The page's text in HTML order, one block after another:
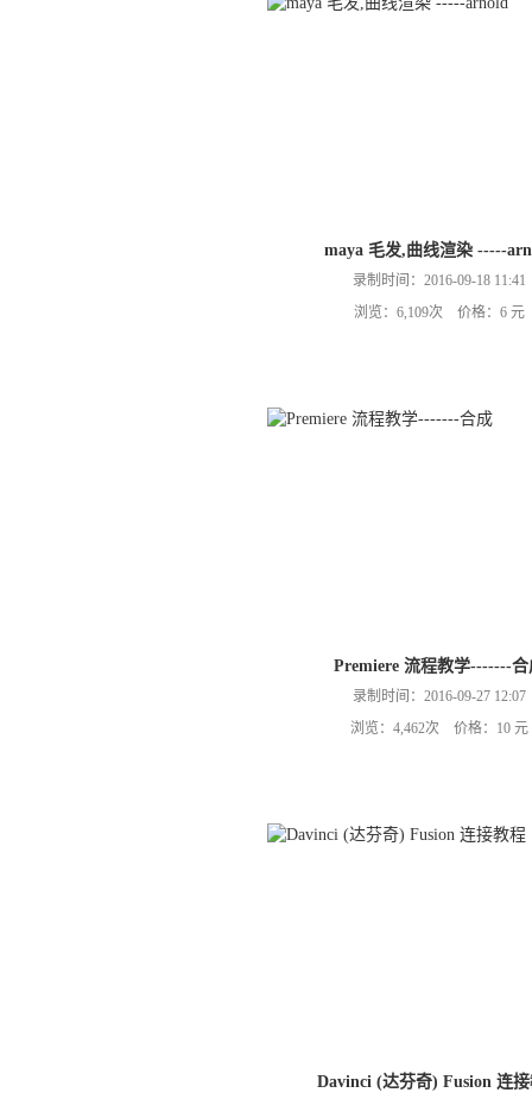
maya 毛发,曲线渲染 -----
录制时间：2016-09-18 11:41
浏览：6,109次 价格：6 元
Premiere 流程教学-------合
录制时间：2016-09-27 12:07
浏览：4,462次 价格：10 元
Davinci (达芬奇) Fusion 连